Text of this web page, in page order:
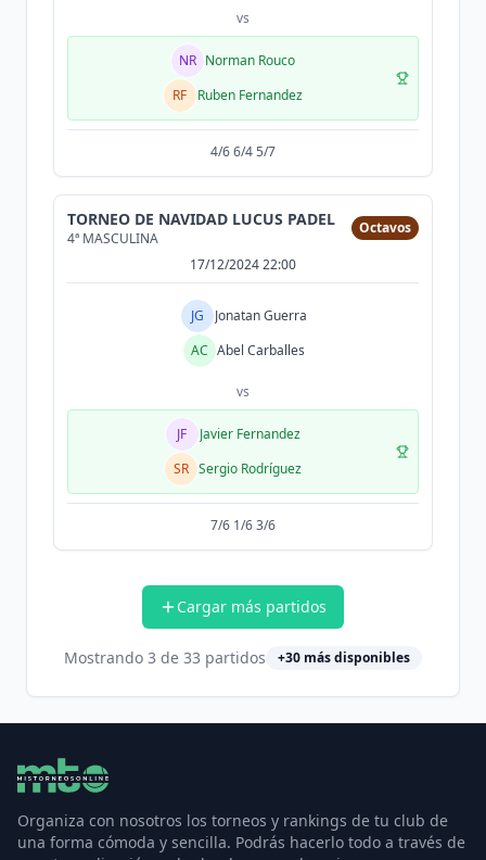
vs
NR Norman Rouco
RF
Ruben Fernandez
4/6 6/4 5/7
TORNEO DE NAVIDAD LUCUS PADEL
4ª MASCULINA
Octavos
17/12/2024 22:00
JG
Jonatan Guerra
AC Abel Carballes
vs
JF
Javier Fernandez
SR Sergio Rodríguez
7/6 1/6 3/6
Cargar más partidos
Mostrando 3 de 33 partidos +30 más disponibles
Organiza con nosotros los torneos y rankings de tu club de
una forma cómoda y sencilla. Podrás hacerlo todo a través de